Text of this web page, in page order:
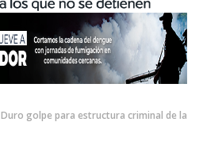
Duro golpe para estructura criminal de la